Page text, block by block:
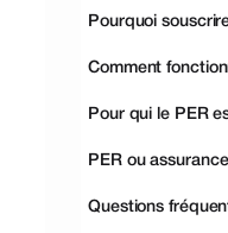
Pourquoi
Comment
Pour qui le PER
PER ou
Questions